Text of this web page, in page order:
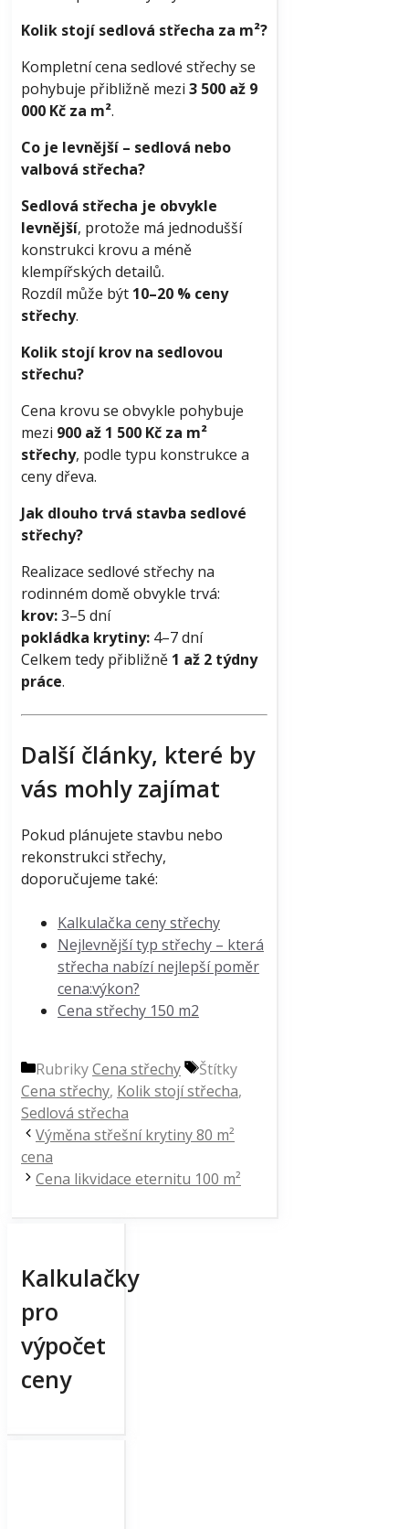
Kolik stojí sedlová střecha za m²?
Kompletní cena sedlové střechy se
pohybuje přibližně mezi 3 500 až 9
000 Kč za m².
Co je levnější – sedlová nebo
valbová střecha?
Sedlová střecha je obvykle
levnější, protože má jednodušší
konstrukci krovu a méně
klempířských detailů.
Rozdíl může být 10–20 % ceny
střechy.
Kolik stojí krov na sedlovou
střechu?
Cena krovu se obvykle pohybuje
mezi 900 až 1 500 Kč za m²
střechy, podle typu konstrukce a
ceny dřeva.
Jak dlouho trvá stavba sedlové
střechy?
Realizace sedlové střechy na
rodinném domě obvykle trvá:
krov:3–5 dní
pokládka krytiny: 4–7 dní
Celkem tedy přibližně 1 až 2 týdny
práce.
Další články, které by
vás mohly zajímat
Pokud plánujete stavbu nebo
rekonstrukci střechy,
doporučujeme také:
Kalkulačka ceny střechy
Nejlevnější typ střechy – která
střecha nabízí nejlepší poměr
cena:výkon?
Cena střechy 150 m2
RubrikyCena střechy
Štítky
Cena střechy, Kolik stojí střecha,
Sedlová střecha
Výměna střešní krytiny 80 m²
cena
Cena likvidace eternitu 100 m²
Kalkulačky
pro
výpočet
ceny